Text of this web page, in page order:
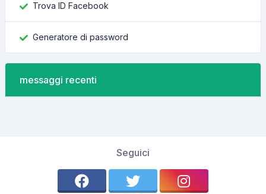
Trova ID Facebook
Generatore di password
messaggi recenti
Seguici